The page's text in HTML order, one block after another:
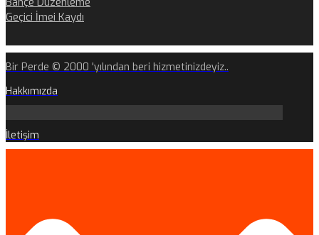
Geçici İmei Kaydı
Bir Perde © 2000 'yılından beri hizmetinizdeyiz..
Hakkımızda
İletişim